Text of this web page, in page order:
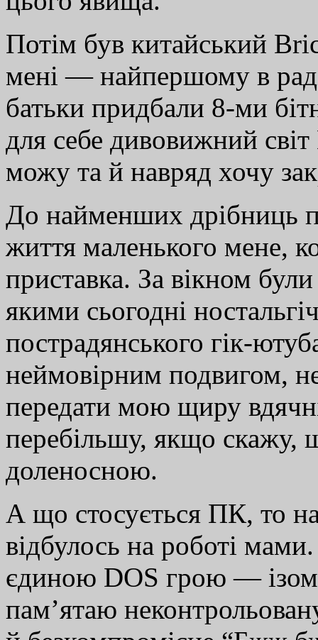
Потім був китайський
мені — найпершому в
батьки придбали 8-ми
для себе дивовижний світ
можу та й навряд хочу
До найменших дрібниць
життя маленького мене,
приставка. За вікном були
якими сьогодні
пострадянського гік-
неймовірним подвигом,
передати мою щиру
перебільшу, якщо скажу,
доленосною.
А що стосується ПК, то
відбулось на роботі
єдиною DOS грою —
пам’ятаю